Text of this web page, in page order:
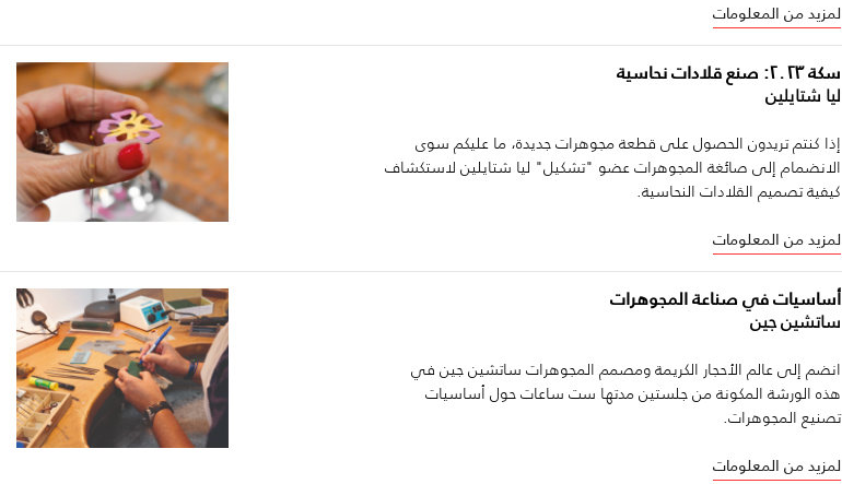
لمزيد من المعلومات
سكة ٢٠٢٣: صنع قلادات نحاسية
ليا شتايلين
إذا كنتم تريدون الحصول على قطعة مجوهرات جديدة، ما عليكم سوى
الانضمام إلى صائغة المجوهرات عضو "تشكيل" ليا شتايلين لاستكشاف
كيفية تصميم القلادات النحاسية.
لمزيد من المعلومات
أساسيات في صناعة المجوهرات
ساتشين جين
انضم إلى عالم الأحجار الكريمة ومصمم المجوهرات ساتشين جين في
هذه الورشة المكونة من جلستين مدتها ست ساعات حول أساسيات
تصنيع المجوهرات.
لمزيد من المعلومات